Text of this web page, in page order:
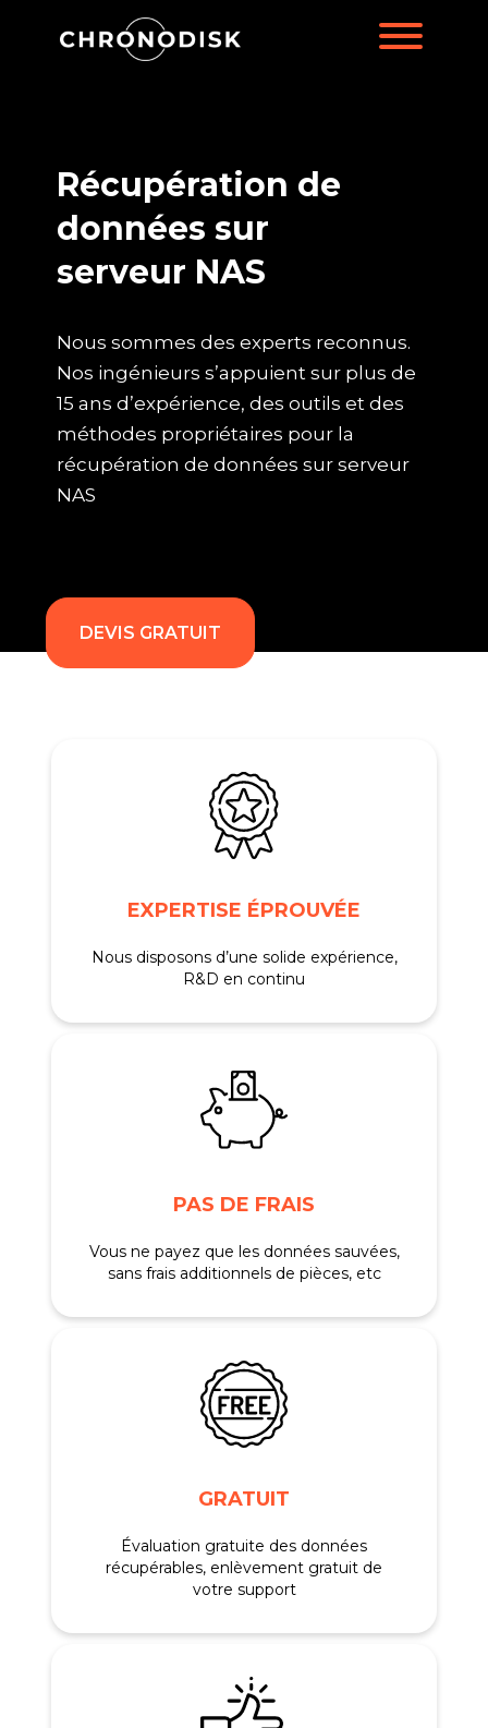
Récupération de
données sur
serveur NAS
Nous sommes des experts reconnus.
Nos ingénieurs s’appuient sur plus de
15 ans d’expérience, des outils et des
méthodes propriétaires pour la
récupération de données sur serveur
NAS
DEVIS GRATUIT
EXPERTISE ÉPROUVÉE
Nous disposons d’une solide expérience,
R&D en continu
PAS DE FRAIS
Vous ne payez que les données sauvées,
sans frais additionnels de pièces, etc
GRATUIT
Évaluation gratuite des données
récupérables, enlèvement gratuit de
votre support